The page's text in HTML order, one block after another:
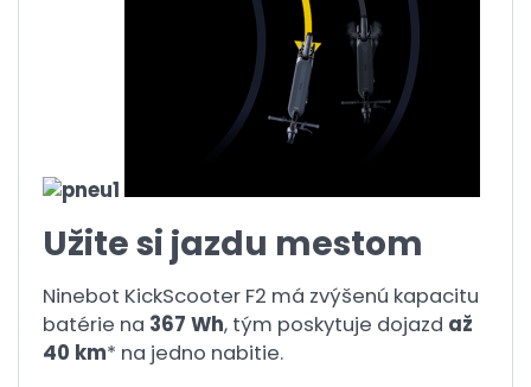
Užite si jazdu mestom
Ninebot KickScooter F2 má zvýšenú kapacitu
batérie na 367 Wh, tým poskytuje dojazd až
40 km* na jedno nabitie.